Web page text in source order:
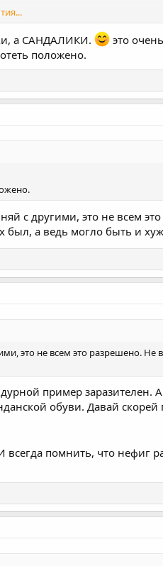
и раздеваться начнет, а
а САНДАЛИКИ.
это
положено.
с другими, это не всем
был, а ведь могло быть и
это не всем это разрешено. Не
пример заразителен.
обуви. Давай
помнить, что нефиг